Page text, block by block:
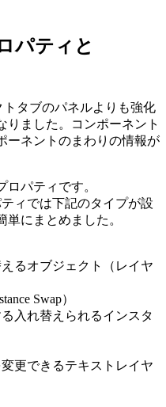
パティと
トタブのパネルよりも強化
りました。コンポーネント
ーネントのまわりの情報が
パティです。
ィでは下記のタイプが設
にまとめました。
るオブジェクト（レイヤ
Swap）
入れ替えられるインスタ
更できるテキストレイヤ